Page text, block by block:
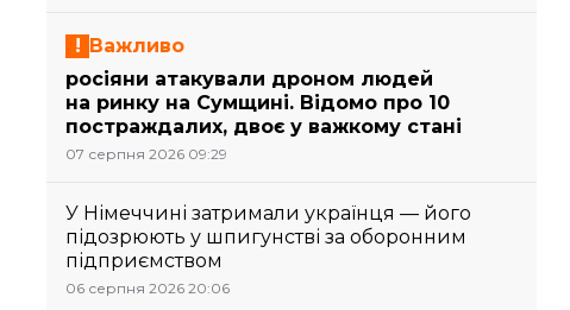
Важливо
росіяни атакували дроном людей
на ринку на Сумщині. Відомо про 10
постраждалих, двоє у важкому стані
07 серпня 2026 09:29
У Німеччині затримали українця — його
підозрюють у шпигунстві за оборонним
підприємством
06 серпня 2026 20:06